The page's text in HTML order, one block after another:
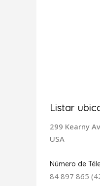
Listar
299 Kearny
USA
Número de
84 897 865